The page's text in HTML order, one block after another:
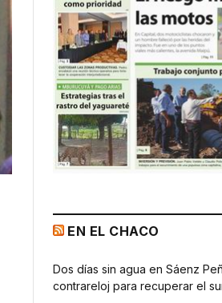
EN EL CHACO
Dos días sin agua en Sáenz
contrareloj para recuperar el